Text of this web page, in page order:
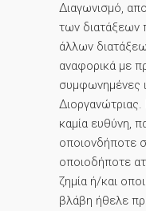
Διαγωνισμό,
των διατάξεων
άλλων
αναφορικά με
συμφωνημένες
καμία ευθύνη,
οποιονδήποτε
οποιοδήποτε
ζημία ή/και
βλάβη ήθελε